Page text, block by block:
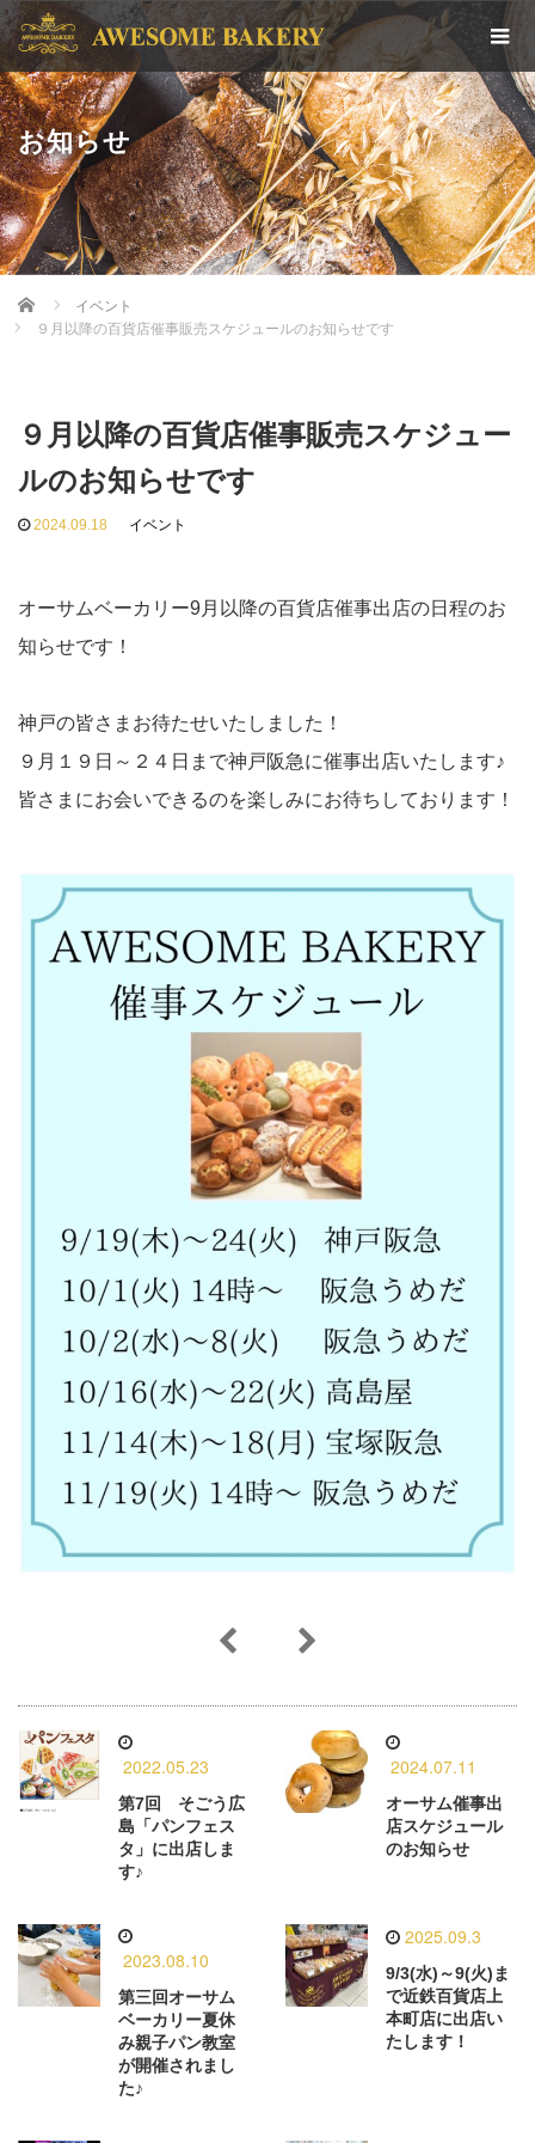
お知らせ
Home
イベント
９月以降の百貨店催事販売スケジュールのお知らせです
９月以降の百貨店催事販売スケジュー
ルのお知らせです
2024.09.18 イベント
オーサムベーカリー9月以降の百貨店催事出店の日程のお
知らせです！
神戸の皆さまお待たせいたしました！
９月１９日～２４日まで神戸阪急に催事出店いたします♪
皆さまにお会いできるのを楽しみにお待ちしております！
2022.05.23
第7回 そごう広
島「パンフェス
タ」に出店しま
す♪
2024.07.11
オーサム催事出
店スケジュール
のお知らせ
2023.08.10
第三回オーサム
ベーカリー夏休
み親子パン教室
が開催されまし
た♪
2025.09.3
9/3(水)～9(火)ま
で近鉄百貨店上
本町店に出店い
たします！